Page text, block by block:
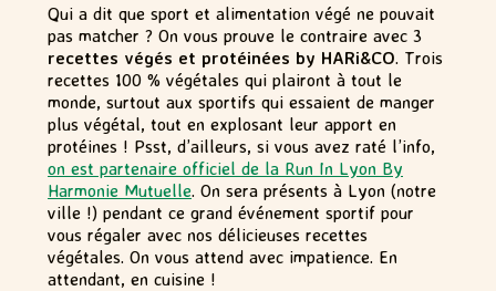
Qui a dit que sport et alimentation végé ne pouvait
pas matcher ? On vous prouve le contraire avec 3
recettes végés et protéinées by HARi&CO. Trois
recettes 100 % végétales qui plairont à tout le
monde, surtout aux sportifs qui essaient de manger
plus végétal, tout en explosant leur apport en
protéines ! Psst, d’ailleurs, si vous avez raté l’info,
on est partenaire officiel de la Run In Lyon By
Harmonie Mutuelle. On sera présents à Lyon (notre
ville !) pendant ce grand événement sportif pour
vous régaler avec nos délicieuses recettes
végétales. On vous attend avec impatience. En
attendant, en cuisine !